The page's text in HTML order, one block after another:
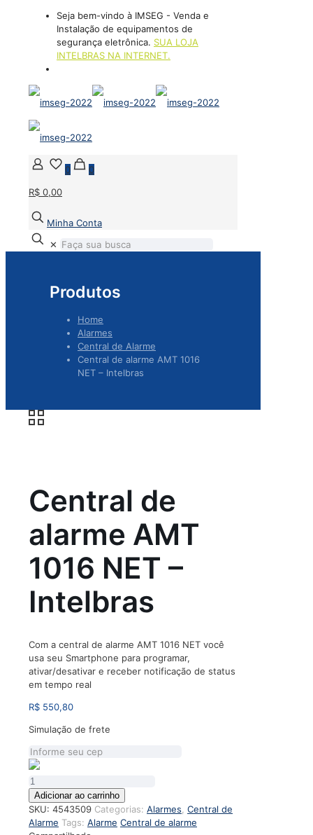
Seja bem-vindo à IMSEG - Venda e
Instalação de equipamentos de
segurança eletrônica. SUA LOJA
INTELBRAS NA INTERNET.
0
0
R$ 0,00
Minha Conta
✕
Produtos
Home
Alarmes
Central de Alarme
Central de alarme AMT 1016
NET – Intelbras
Central de
alarme AMT
1016 NET –
Intelbras
Com a central de alarme AMT 1016 NET você
usa seu Smartphone para programar,
ativar/desativar e receber notificação de status
em tempo real
R$ 550,80
Simulação de frete
Central
de
alarme
AMT
Adicionar ao carrinho
SKU: 4543509 Categorias: Alarmes Central de
Alarme Tags: Alarme Central de alarme